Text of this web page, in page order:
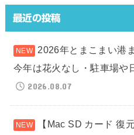
最近の投稿
2026年とまこまい港
今年は花火なし・駐車場や
2026.08.07
【Mac SD カード 復